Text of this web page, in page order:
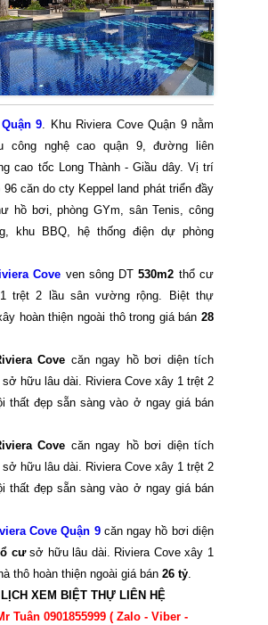
9. Khu Riviera Cove Quận 9 nằm
công nghệ cao quận 9, đường liên
cao tốc Long Thành - Giầu dây. Vị trí
96 căn do cty Keppel land phát triển đầy
hồ bơi, phòng GYm, sân Tenis, công
khu BBQ, hệ thống điện dự phòng
Cove ven sông DT530m2 thổ cư
trệt 2 lầu sân vường rộng. Biệt thự
hoàn thiện ngoài thô trong giá bán 28
Cove căn ngay hồ bơi diện tích
hữu lâu dài. Riviera Cove xây 1 trệt 2
thất đẹp sẵn sàng vào ở ngay giá bán
Cove căn ngay hồ bơi diện tích
hữu lâu dài. Riviera Cove xây 1 trệt 2
thất đẹp sẵn sàng vào ở ngay giá bán
Cove Quận 9 căn ngay hồ bơi diện
cưsở hữu lâu dài. Riviera Cove xây 1
thô hoàn thiện ngoài giá bán 26 tỷ.
XEM BIỆT THỰ LIÊN HỆ
Tuân 0901855999 ( Zalo - Viber -